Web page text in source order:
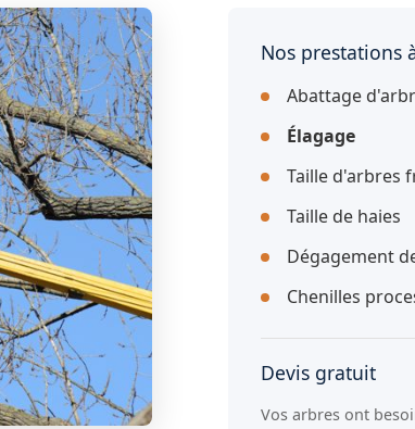
Nos prestations
Abattage
Élagage
Taille d'arbres
Taille de haies
Dégagement
Chenilles
Devis gratuit
Vos arbres ont